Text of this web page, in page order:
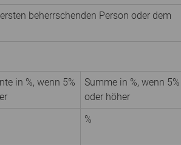
beherrschenden Person oder dem
in %, wenn 5%
Summe in %, wenn 5%
oder höher
%